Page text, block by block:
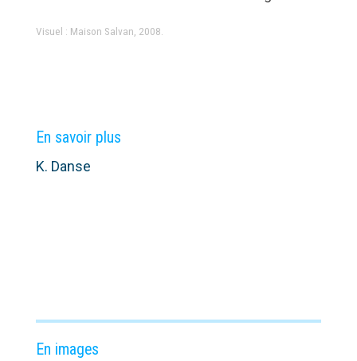
Visuel : Maison Salvan, 2008.
En savoir plus
K. Danse
En images